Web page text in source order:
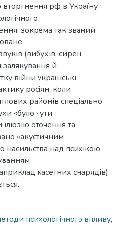
вторгнення рф в Україну
зокрема так званий
(вибухів, сирен,
залякування й
війни українські
росіян, коли
районів спеціально
«було чути
ілюзію оточення та
«акустичним
над психікою
касетних снарядів)
психологічного впливу,